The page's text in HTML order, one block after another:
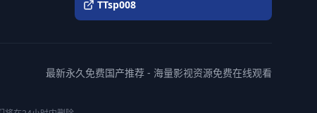
TTsp008
最新永久免费国产推荐 - 海量影视资源免费在线观看